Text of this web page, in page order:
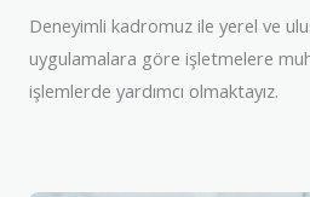
Deneyimli kadromuz ile yerel ve
uygulamalara göre işletmelere
işlemlerde yardımcı olmaktayız.